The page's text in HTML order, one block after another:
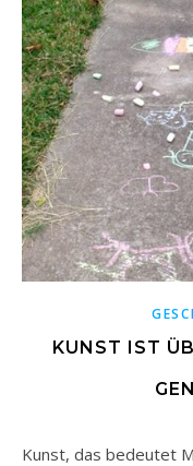
KUNST IST
Kunst, das bedeutet Maler wie Van Gogh, Picasso, Da Vinci.